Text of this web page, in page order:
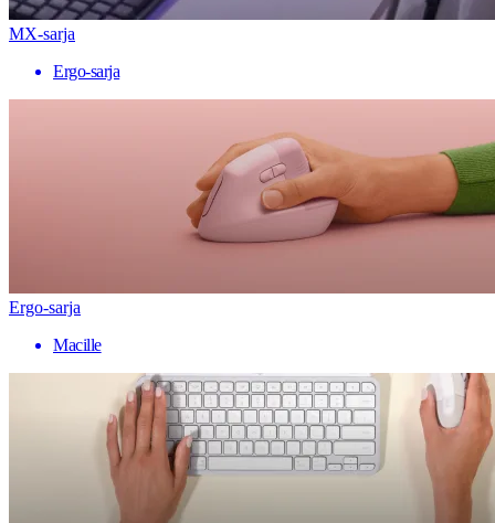
MX-sarja
Ergo-sarja
Ergo-sarja
Macille